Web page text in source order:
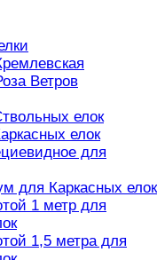
Ветров
елок
елок
для
для Каркасных елок
1 метр для
1,5 метра для